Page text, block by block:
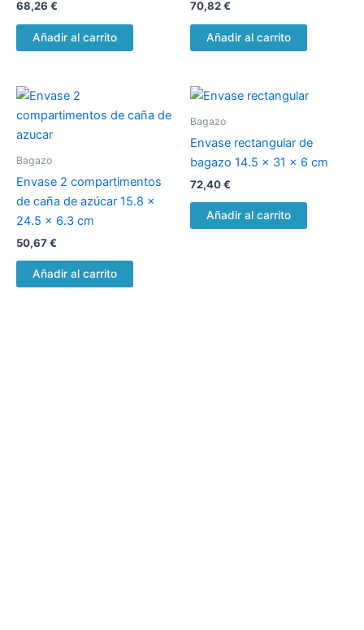
68,26 €
Añadir al carrito
70,82€
Añadir al carrito
Bagazo
Envase 2 compartimentos
de caña de azúcar 15.8 x
24.5 x 6.3 cm
50,67€
Añadir al carrito
Bagazo
Envase rectangular de
bagazo 14.5 x 31 x 6 cm
72,40€
Añadir al carrito